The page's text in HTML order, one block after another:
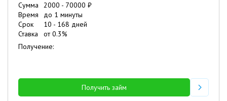
Сумма 2000 - 70000 ₽
Время
до 1 минуты
Срок
10 - 168 дней
Ставка
от0.3%
Получение:
Получить займ